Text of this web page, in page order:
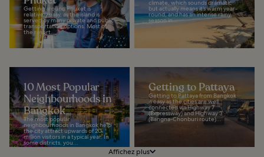
Getting around Phuket is
relatively easy, as the island is
served by many private and public
transportation options. Most of
the resort...
climate, which sounds dramatic
but actually means it’s warm year-
round, and has an intense rainy
season in...
10 Most Popular
Neighbourhoods in
Bangkok
The most popular
neighbourhoods in Bangkok help
the city attract upwards of 20
million visitors in a typical year. In
some districts, you...
Getting to Pattaya
Getting to Pattaya from Bangkok
is easy as the cities are well
connected via Highway 7
(Expressway) and Highway 3
(Bangna-Chonburi route)...
Affichez plus